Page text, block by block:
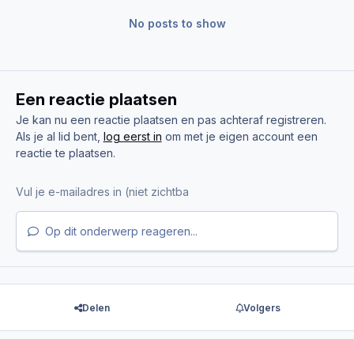
No posts to show
Een reactie plaatsen
Je kan nu een reactie plaatsen en pas achteraf registreren.
Als je al lid bent, log eerst in om met je eigen account een
reactie te plaatsen.
Op dit onderwerp reageren...
Delen Volgers